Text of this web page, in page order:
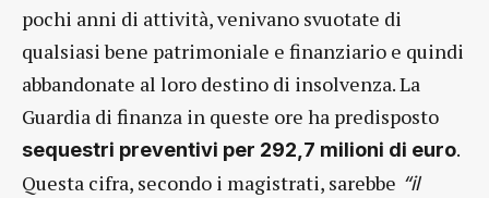
pochi anni di attività, venivano svuotate di
qualsiasi bene patrimoniale e finanziario e quindi
abbandonate al loro destino di insolvenza. La
Guardia di finanza in queste ore ha predisposto
sequestri preventivi per 292,7 milioni di euro.
Questa cifra, secondo i magistrati, sarebbe “il